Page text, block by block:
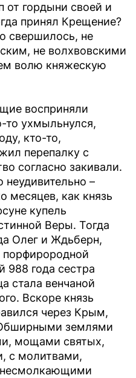
от гордыни своей и
принял Крещение?
свершилось, не
не волхвовскими
волю княжескую
восприняли
ухмыльнулся,
кто-то,
перепалку с
согласно закивали.
–
месяцев, как князь
купель
Веры. Тогда
Олег и Ждьберн,
порфирородной
988 года сестра
стала венчаной
Вскоре князь
через Крым,
землями
мощами святых,
с молитвами,